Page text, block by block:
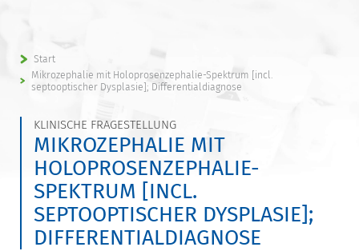
Start
Mikrozephalie mit Holoprosenzephalie-Spektrum [incl.
septooptischer Dysplasie]; Differentialdiagnose
KLINISCHE FRAGESTELLUNG
MIKROZEPHALIE MIT
HOLOPROSENZEPHALIE-
SPEKTRUM [INCL.
SEPTOOPTISCHER DYSPLASIE];
DIFFERENTIALDIAGNOSE